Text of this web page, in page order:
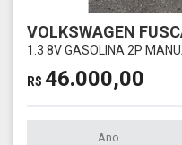
VOLKSWAGEN
1.3 8V GASOLINA 2P
R$ 46.000,00
Ano